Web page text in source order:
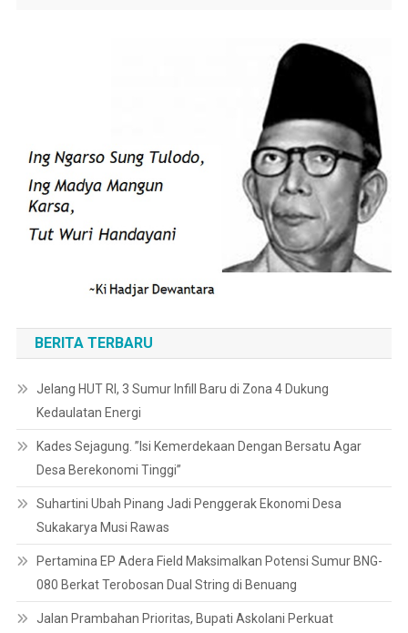
BERITA TERBARU
Jelang HUT RI, 3 Sumur Infill Baru di Zona 4 Dukung
Kedaulatan Energi
Kades Sejagung. ”Isi Kemerdekaan Dengan Bersatu Agar
Desa Berekonomi Tinggi”
Suhartini Ubah Pinang Jadi Penggerak Ekonomi Desa
Sukakarya Musi Rawas
Pertamina EP Adera Field Maksimalkan Potensi Sumur BNG-
080 Berkat Terobosan Dual String di Benuang
Jalan Prambahan Prioritas, Bupati Askolani Perkuat